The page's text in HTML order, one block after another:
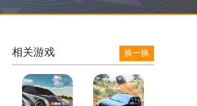
相关游戏 换一换